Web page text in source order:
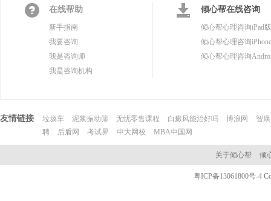
在线帮助
新手指南
我要咨询
我是咨询师
我是咨询机构
倾心帮在线咨询
倾心帮心理咨询iPad版
倾心帮心理咨询
倾心帮心理咨询
友情链接 垃圾车 泥浆振动筛 无忧零售课程 白癜风能治好吗 博浪网
智
聘
后盾网 考试界 中大网校 MBA中国网
关于倾心帮 倾
粤ICP备13061800号-4